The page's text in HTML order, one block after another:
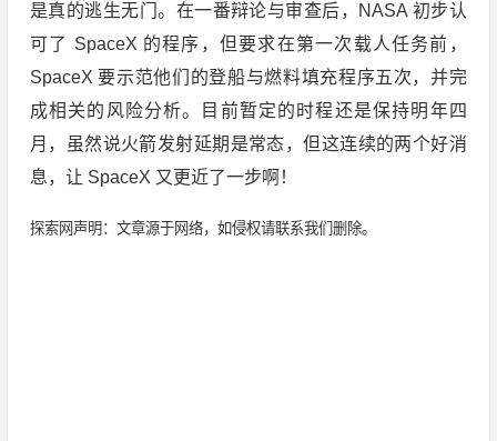
是真的逃生无门。在一番辩论与审查后，NASA 初步认
可了 SpaceX 的程序，但要求在第一次载人任务前，
SpaceX 要示范他们的登船与燃料填充程序五次，并完
成相关的风险分析。目前暂定的时程还是保持明年四
月，虽然说火箭发射延期是常态，但这连续的两个好消
息，让 SpaceX 又更近了一步啊！
探索网声明：文章源于网络，如侵权请联系我们删除。